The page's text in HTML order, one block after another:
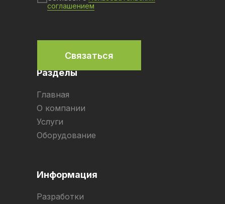
Разделы
Информация
Главная
О компании
Услуги
Оборудование
Разработки
соглашением
Связаться